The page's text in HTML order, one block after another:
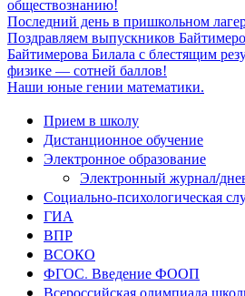
обществознанию!
Последний день в пришкольном
Поздравляем выпускников
Байтимерова Билала с блестящим
физике — сотней баллов!
Наши юные гении математики.
Прием в школу
Дистанционное обучение
Электронное образование
Электронный журнал/
Социально-психологическая
ГИА
ВПР
ВСОКО
ФГОС. Введение ФООП
Всероссийская олимпиада